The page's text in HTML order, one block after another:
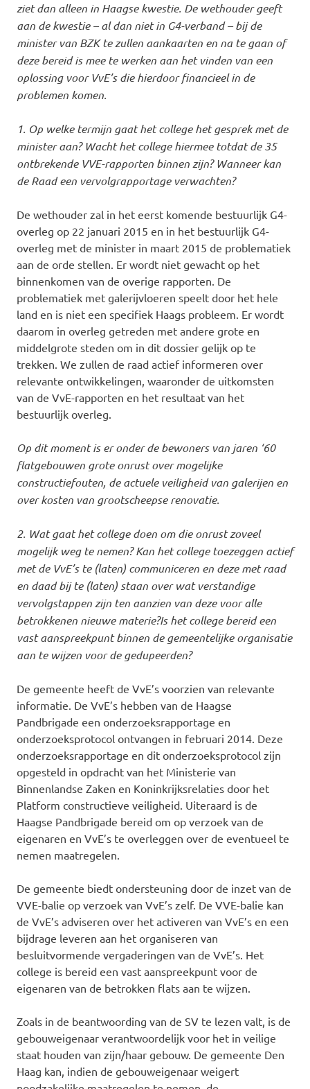
ziet dan alleen in Haagse kwestie. De wethouder geeft
aan de kwestie – al dan niet in G4-verband – bij de
minister van BZK te zullen aankaarten en na te gaan of
deze bereid is mee te werken aan het vinden van een
oplossing voor VvE’s die hierdoor financieel in de
problemen komen.
1. Op welke termijn gaat het college het gesprek met de
minister aan? Wacht het college hiermee totdat de 35
ontbrekende VVE-rapporten binnen zijn? Wanneer kan
de Raad een vervolgrapportage verwachten?
De wethouder zal in het eerst komende bestuurlijk G4-
overleg op 22 januari 2015 en in het bestuurlijk G4-
overleg met de minister in maart 2015 de problematiek
aan de orde stellen. Er wordt niet gewacht op het
binnenkomen van de overige rapporten. De
problematiek met galerijvloeren speelt door het hele
land en is niet een specifiek Haags probleem. Er wordt
daarom in overleg getreden met andere grote en
middelgrote steden om in dit dossier gelijk op te
trekken. We zullen de raad actief informeren over
relevante ontwikkelingen, waaronder de uitkomsten
van de VvE-rapporten en het resultaat van het
bestuurlijk overleg.
Op dit moment is er onder de bewoners van jaren ‘60
flatgebouwen grote onrust over mogelijke
constructiefouten, de actuele veiligheid van galerijen en
over kosten van grootscheepse renovatie.
2. Wat gaat het college doen om die onrust zoveel
mogelijk weg te nemen? Kan het college toezeggen actief
met de VvE’s te (laten) communiceren en deze met raad
en daad bij te (laten) staan over wat verstandige
vervolgstappen zijn ten aanzien van deze voor alle
betrokkenen nieuwe materie?Is het college bereid een
vast aanspreekpunt binnen de gemeentelijke organisatie
aan te wijzen voor de gedupeerden?
De gemeente heeft de VvE’s voorzien van relevante
informatie. De VvE’s hebben van de Haagse
Pandbrigade een onderzoeksrapportage en
onderzoeksprotocol ontvangen in februari 2014. Deze
onderzoeksrapportage en dit onderzoeksprotocol zijn
opgesteld in opdracht van het Ministerie van
Binnenlandse Zaken en Koninkrijksrelaties door het
Platform constructieve veiligheid. Uiteraard is de
Haagse Pandbrigade bereid om op verzoek van de
eigenaren en VvE’s te overleggen over de eventueel te
nemen maatregelen.
De gemeente biedt ondersteuning door de inzet van de
VVE-balie op verzoek van VvE’s zelf. De VVE-balie kan
de VvE’s adviseren over het activeren van VvE’s en een
bijdrage leveren aan het organiseren van
besluitvormende vergaderingen van de VvE’s. Het
college is bereid een vast aanspreekpunt voor de
eigenaren van de betrokken flats aan te wijzen.
Zoals in de beantwoording van de SV te lezen valt, is de
gebouweigenaar verantwoordelijk voor het in veilige
staat houden van zijn/haar gebouw. De gemeente Den
Haag kan, indien de gebouweigenaar weigert